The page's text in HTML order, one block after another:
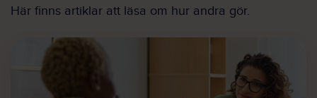
Här finns artiklar att läsa om hur andra gör.